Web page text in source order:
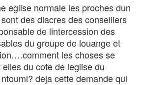
eglise normale les proches dun
des diacres des conseillers
de lintercession des
du groupe de louange et
les choses se
elles du cote de leglise du
deja cette demande qui